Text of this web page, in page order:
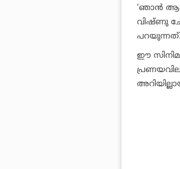
‘ഞാന്‍
വിഷ്ണു
ഈ